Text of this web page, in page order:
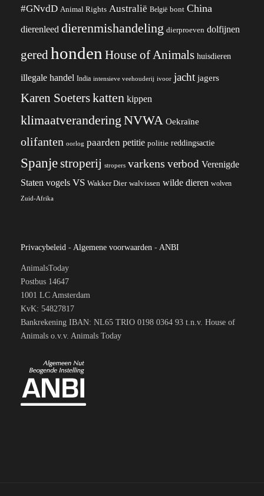
#GNvdD Animal Rights Australië België bont China
dierenleed dierenmishandeling dierproeven dolfijnen
gered honden House of Animals huisdieren
illegale handel India intensieve veehouderij ivoor jacht jagers
Karen Soeterskatten kippen
klimaatverandering NVWA Oekraïne
olifanten oorlog paarden petitie politie reddingsactie
Spanjestroperij stropers varkens verbod Verenigde
Staten vogels VS Wakker Dier walvissen wilde dieren wolven
Zuid-Afrika
Privacybeleid - Algemene voorwaarden - ANBI
AnimalsToday
Postbus 14647
1001 LC Amsterdam
KvK: 54827817
Bankrekening IBAN: NL65 TRIO 0198 0364 93 t.n.v. House of
Animals o.v.v. Animals Today